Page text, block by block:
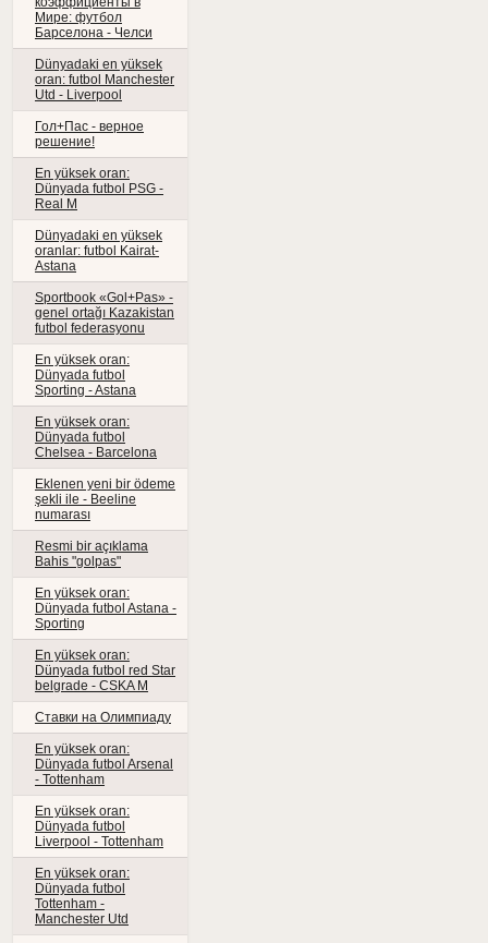
Мире: футбол
Барселона - Челси
Dünyadaki en yüksek
oran: futbol Manchester
Utd - Liverpool
Гол+Пас - верное
решение!
En yüksek oran:
Dünyada futbol PSG -
Real M
Dünyadaki en yüksek
oranlar: futbol Kairat-
Astana
Sportbook «Gol+Pas» -
genel ortağı Kazakistan
futbol federasyonu
En yüksek oran:
Dünyada futbol
Sporting - Astana
En yüksek oran:
Dünyada futbol
Chelsea - Barcelona
Eklenen yeni bir ödeme
şekli ile - Beeline
numarası
Resmi bir açıklama
Bahis "golpas"
En yüksek oran:
Dünyada futbol Astana -
Sporting
En yüksek oran:
Dünyada futbol red Star
belgrade - CSKA M
Ставки на Олимпиаду
En yüksek oran:
Dünyada futbol Arsenal
- Tottenham
En yüksek oran:
Dünyada futbol
Liverpool - Tottenham
En yüksek oran:
Dünyada futbol
Tottenham -
Manchester Utd